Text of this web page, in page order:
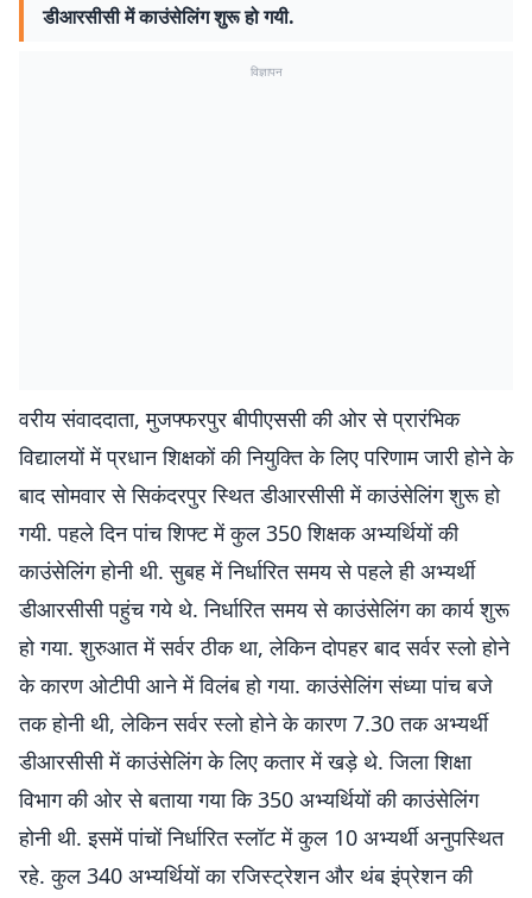
डीआरसीसी में काउंसेलिंग शुरू हो गयी.
विज्ञापन
वरीय संवाददाता, मुजफ्फरपुर बीपीएससी की ओर से प्रारंभिक
विद्यालयों में प्रधान शिक्षकों की नियुक्ति के लिए परिणाम जारी होने के
बाद सोमवार से सिकंदरपुर स्थित डीआरसीसी में काउंसेलिंग शुरू हो
गयी. पहले दिन पांच शिफ्ट में कुल 350 शिक्षक अभ्यर्थियों की
काउंसेलिंग होनी थी. सुबह में निर्धारित समय से पहले ही अभ्यर्थी
डीआरसीसी पहुंच गये थे. निर्धारित समय से काउंसेलिंग का कार्य शुरू
हो गया. शुरुआत में सर्वर ठीक था, लेकिन दोपहर बाद सर्वर स्लो होने
के कारण ओटीपी आने में विलंब हो गया. काउंसेलिंग संध्या पांच बजे
तक होनी थी, लेकिन सर्वर स्लो होने के कारण 7.30 तक अभ्यर्थी
डीआरसीसी में काउंसेलिंग के लिए कतार में खड़े थे. जिला शिक्षा
विभाग की ओर से बताया गया कि 350 अभ्यर्थियों की काउंसेलिंग
होनी थी. इसमें पांचों निर्धारित स्लॉट में कुल 10 अभ्यर्थी अनुपस्थित
रहे. कुल 340 अभ्यर्थियों का रजिस्ट्रेशन और थंब इंप्रेशन की